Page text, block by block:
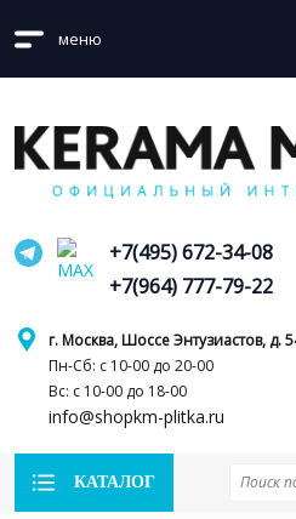
меню
г. Москва, Шоссе Энтузиастов, д.
Пн-Сб: с 10-00 до 20-00
Вс: с 10-00 до 18-00
info@shopkm-plitka.ru
+7(495) 672-34-08
+7(964) 777-79-22
КАТАЛОГ